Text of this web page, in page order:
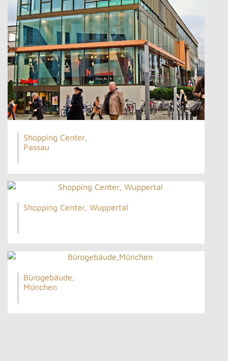
Shopping Center,
Passau
Shopping Center, Wuppertal
Bürogebäude,
München